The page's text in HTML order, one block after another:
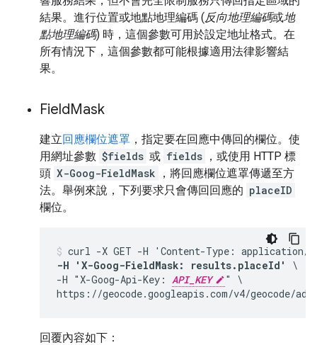
結果。進行位置或地點地理編碼 (反向地理編碼或地
點地理編碼) 時，這個參數可用於設定地址格式。在
所有情況下，這個參數都可能根據適用法律影響結
果。
FieldMask
建立回應欄位遮罩 ，指定要在回應中傳回的欄位。使
用網址參數 $fields 或 fields ，或使用 HTTP 標
頭 X-Goog-FieldMask
，將回應欄位遮罩傳遞至方
法。舉例來說，下列要求只會傳回回應的 placeID
欄位。
-H 'X-Goog-FieldMask: results.placeId'
\
-H "X-Goog-Api-Key: API_KEY " \
回覆內容如下：